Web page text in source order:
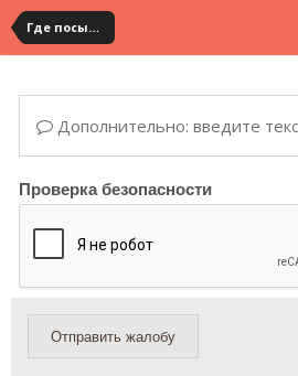
Где посылка?
Дополнительно: введите
Проверка безопасности
Отправить жалобу